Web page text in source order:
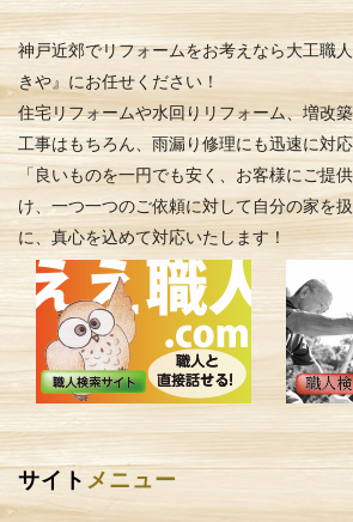
神戸近郊でリフォームをお考えなら大工職
きや』にお任せください！
住宅リフォームや水回りリフォーム、増改
工事はもちろん、雨漏り修理にも迅速に対
「良いものを一円でも安く、お客様にご提
け、一つ一つのご依頼に対して自分の家を
に、真心を込めて対応いたします！
サイト メニュー